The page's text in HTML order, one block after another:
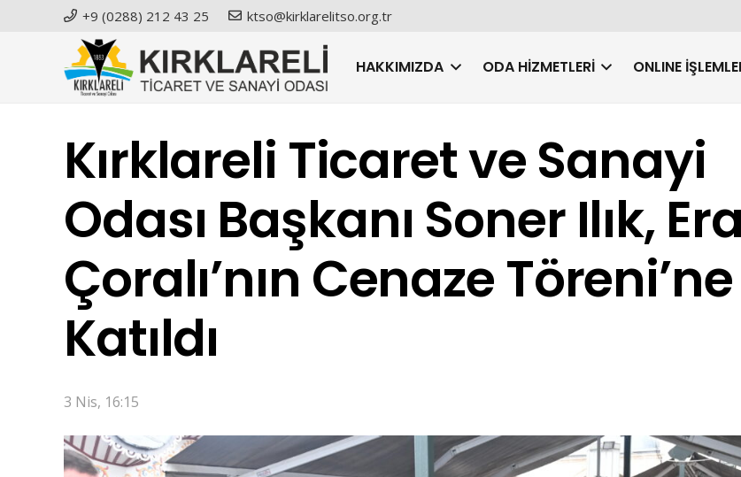
+9 (0288) 212 43 25 ktso@kirklarelitso.org.tr
HAKKIMIZDA ODA HIZMETLERI ONLINE
Kırklareli Ticaret ve Sanayi
Odası Başkanı Soner Ilık,
Çoralı’nın Cenaze Töreni’ne
Katıldı
3 Nis, 16:15